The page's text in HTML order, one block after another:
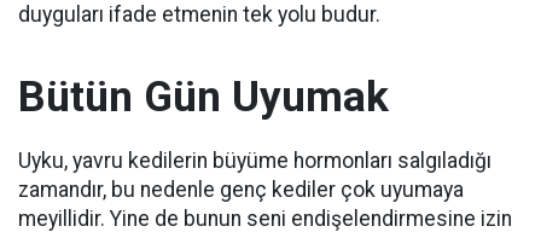
duyguları ifade etmenin tek yolu budur.
Bütün Gün Uyumak
Uyku, yavru kedilerin büyüme hormonları salgıladığı
zamandır, bu nedenle genç kediler çok uyumaya
meyillidir. Yine de bunun seni endişelendirmesine izin